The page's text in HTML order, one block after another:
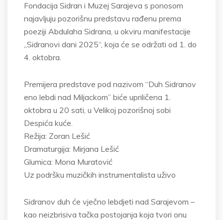
Fondacija Sidran i Muzej Sarajeva s ponosom
najavljuju pozorišnu predstavu rađenu prema
poeziji Abdulaha Sidrana, u okviru manifestacije
„Sidranovi dani 2025“, koja će se održati od 1. do
4. oktobra.
Premijera predstave pod nazivom “Duh Sidranov
eno lebdi nad Miljackom” biće upriličena 1.
oktobra u 20 sati, u Velikoj pozorišnoj sobi
Despića kuće.
Režija: Zoran Lešić
Dramaturgija: Mirjana Lešić
Glumica: Mona Muratović
Uz podršku muzičkih instrumentalista uživo
Sidranov duh će vječno lebdjeti nad Sarajevom –
kao neizbrisiva tačka postojanja koja tvori onu